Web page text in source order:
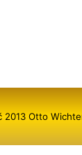
2013 Otto